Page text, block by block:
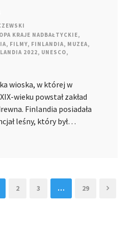
KRAJE NADBAŁTYCKIE,
, FILMY, FINLANDIA, MUZEA,
2022, UNESCO,
wioska, w której w
wieku powstał zakład
Finlandia posiadała
leśny, który był…
2 3 … 29